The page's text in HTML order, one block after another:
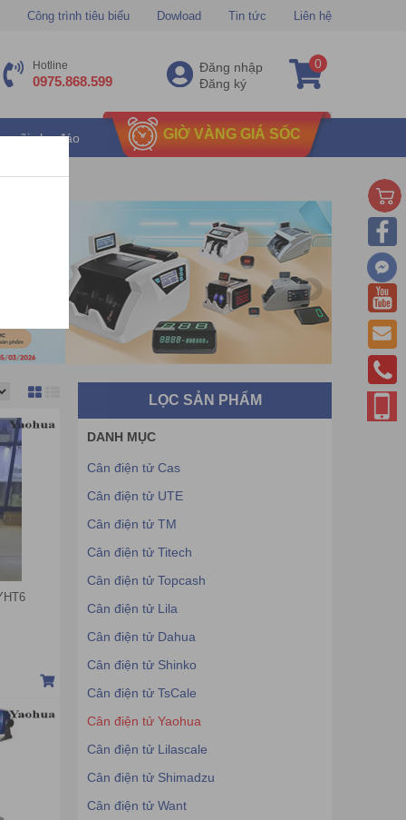
Công trình tiêu biểu Dowload Tin tức Liên hệ
Hotline
0975.868.599
Đăng nhập
Đăng ký
0
mãi chu đáo GIỜ VÀNG GIÁ SỐC
LỌC SẢN PHẨM
DANH MỤC
Cân điện tử Cas
Cân điện tử UTE
Cân điện tử TM
Cân điện tử Titech
Cân điện tử Topcash
Cân điện tử Lila
Cân điện tử Dahua
Cân điện tử Shinko
Cân điện tử TsCale
Cân điện tử Yaohua
Cân điện tử Lilascale
Cân điện tử Shimadzu
Cân điện tử Want